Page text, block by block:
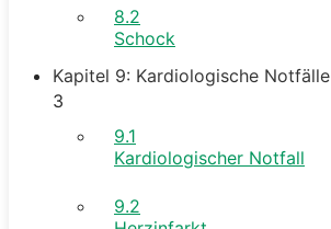
8.2
Schock
Kapitel 9: Kardiologische Notfälle
3
9.1
Kardiologischer Notfall
9.2